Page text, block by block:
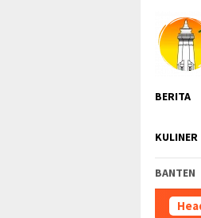
konten
BERITA
KULINER
BANTEN
KWRI Lebak Bergabung